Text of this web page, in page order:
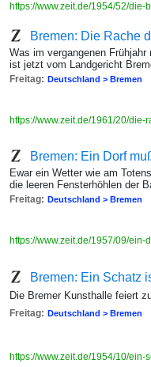
https://www.zeit.de/1954/52/die-
Bremen: Die Rache
Was im vergangenen
ist jetzt vom Landgericht
Freitag: Deutschland > Bremen
https://www.zeit.de/1961/20/die-
Bremen: Ein Dorf
Ewar ein Wetter wie am
die leeren Fensterhöhlen der
Freitag: Deutschland > Bremen
https://www.zeit.de/1957/09/ein-
Bremen: Ein Schatz
Die Bremer Kunsthalle feiert
Freitag: Deutschland > Bremen
https://www.zeit.de/1954/10/ein-